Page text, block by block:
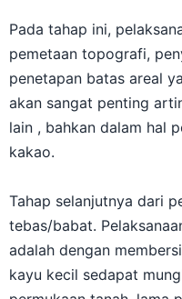
Pada tahap ini,
pemetaan topografi,
penetapan batas areal
akan sangat penting
lain , bahkan dalam hal
kakao.
Tahap selanjutnya dari
tebas/babat.
adalah dengan
kayu kecil sedapat